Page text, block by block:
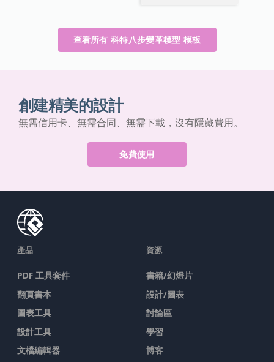
查看所有 科特八步變革模型 模板
創建精美的設計
無需信用卡、無需合同、無需下載，沒有隱藏費用。
免費使用
產品
PDF 工具套件
翻頁書本
圖表工具
設計工具
文檔編輯器
資源
書籍/幻燈片
設計/圖表
討論區
學習
博客